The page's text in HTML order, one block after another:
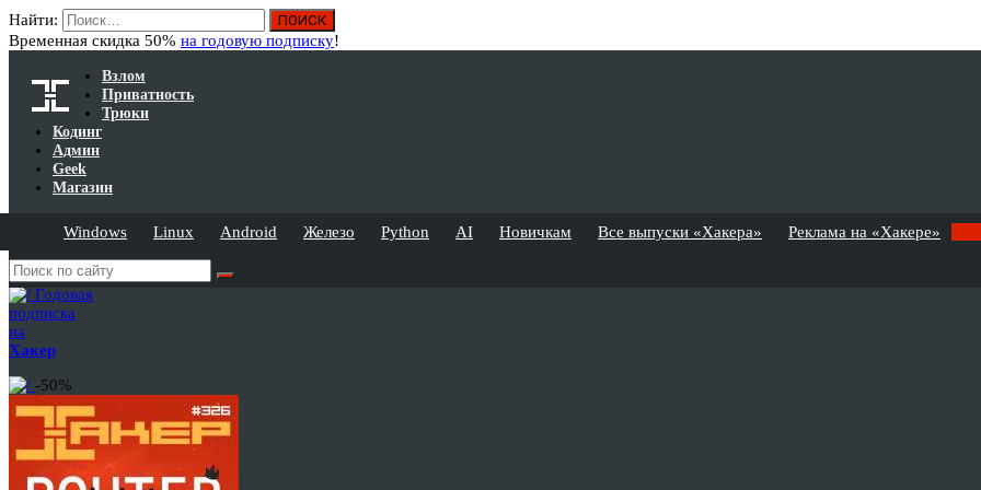
Найти:
Временная скидка 50% на годовую подписку!
Взлом
Приватность
Трюки
Кодинг
Админ
Geek
Магазин
Windows Linux Android Железо Python AI Новичкам Все выпуски «Хакера» Реклама на «Хакере»
Годовая
подписка
на
Хакер
-50%